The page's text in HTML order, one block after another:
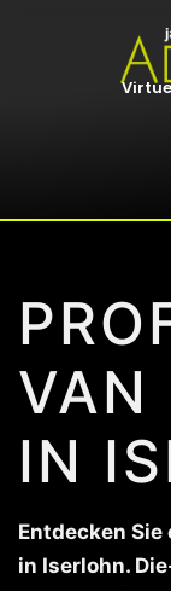
VAN
IN
Entdecken
in Iserlohn.